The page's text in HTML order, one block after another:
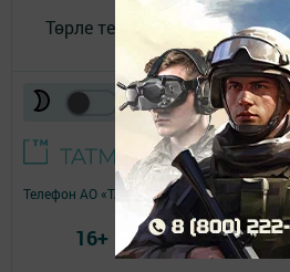
Төрле темалар
Телефон АО «ТАТМЕДИА»:(843) 222 09 84
16+